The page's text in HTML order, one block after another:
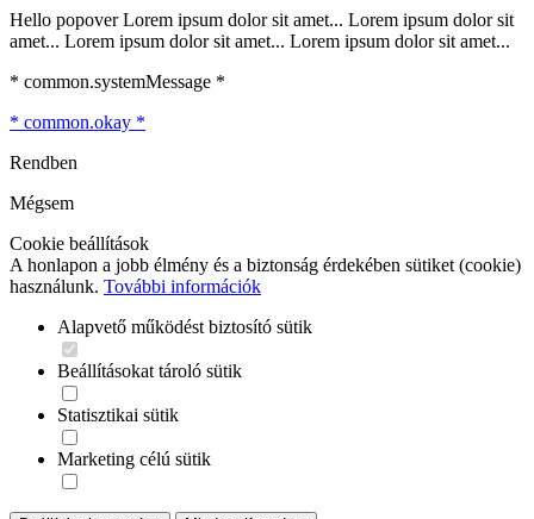
Hello popover Lorem ipsum dolor sit amet... Lorem ipsum dolor sit
amet... Lorem ipsum dolor sit amet... Lorem ipsum dolor sit amet...
* common.systemMessage *
* common.okay *
Rendben
Mégsem
Cookie beállítások
A honlapon a jobb élmény és a biztonság érdekében sütiket (cookie)
használunk. További információk
Alapvető működést biztosító sütik
Beállításokat tároló sütik
Statisztikai sütik
Marketing célú sütik